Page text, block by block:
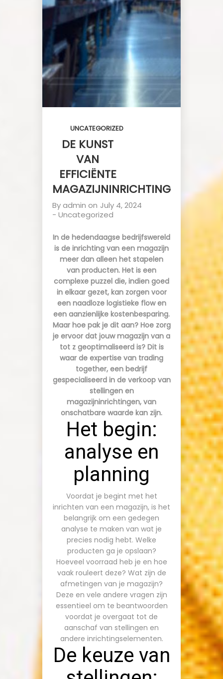
UNCATEGORIZED
DE KUNST
VAN
EFFICIËNTE
MAGAZIJNINRICHTING
Byadmin on July 4, 2024
-Uncategorized
In de hedendaagse bedrijfswereld
is de inrichting van een magazijn
meer dan alleen het stapelen
van producten. Het is een
complexe puzzel die, indien goed
in elkaar gezet, kan zorgen voor
een naadloze logistieke flow en
een aanzienlijke kostenbesparing.
Maar hoe pak je dit aan? Hoe zorg
je ervoor dat jouw magazijn van a
tot z geoptimaliseerd is? Dit is
waar de expertise van trading
together, een bedrijf
gespecialiseerd in de verkoop van
stellingen en
magazijninrichtingen, van
onschatbare waarde kan zijn.
Het begin:
analyse en
planning
Voordat je begint met het
inrichten van een magazijn, is het
belangrijk om een gedegen
analyse te maken van wat je
precies nodig hebt. Welke
producten ga je opslaan?
Hoeveel voorraad heb je en hoe
vaak rouleert deze? Wat zijn de
afmetingen van je magazijn?
Deze en vele andere vragen zijn
essentieel om te beantwoorden
voordat je overgaat tot de
aanschaf van stellingen en
andere inrichtingselementen.
De keuze van